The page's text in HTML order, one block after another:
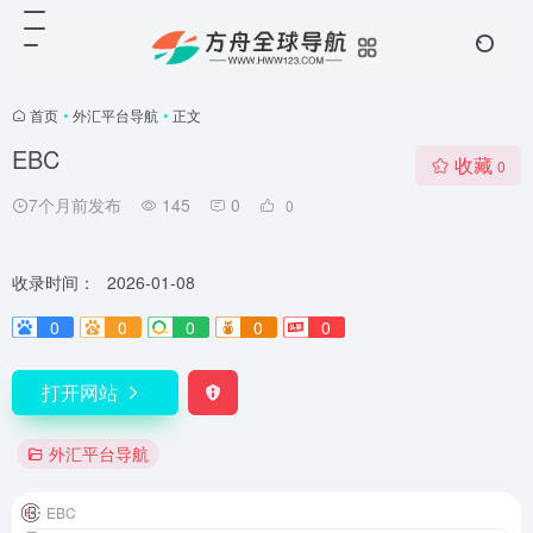
首页 • 外汇平台导航 • 正文
EBC
7个月前发布 145 0 0
收藏 0
收录时间：
2026-01-08
0
0 0 0 0
打开网站
外汇平台导航
EBC